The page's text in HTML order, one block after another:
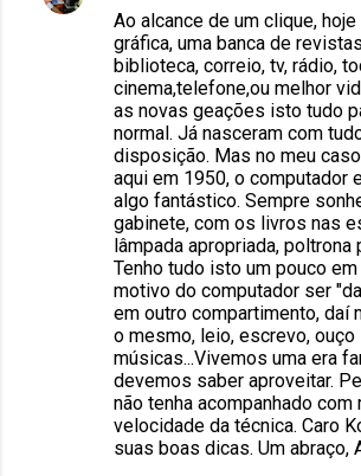
Ao alcance de um clique,
gráfica, uma banca de
biblioteca, correio, tv, rádio,
cinema,telefone,ou melhor
as novas geações isto tudo
normal. Já nasceram com
disposição. Mas no meu
aqui em 1950, o computador
algo fantástico. Sempre
gabinete, com os livros nas
lâmpada apropriada, poltrona
Tenho tudo isto um pouco
motivo do computador ser
em outro compartimento, daí
o mesmo, leio, escrevo, ouço
músicas...Vivemos uma era
devemos saber aproveitar.
não tenha acompanhado com
velocidade da técnica. Caro
suas boas dicas. Um abraço,